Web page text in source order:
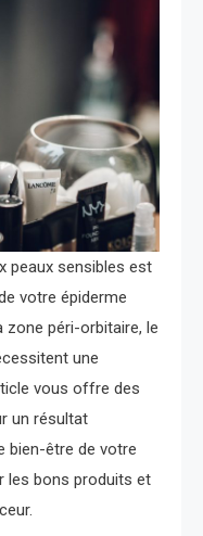
peaux sensibles est
votre épiderme
zone péri-orbitaire, le
une
vous offre des
un résultat
bien-être de votre
les bons produits et